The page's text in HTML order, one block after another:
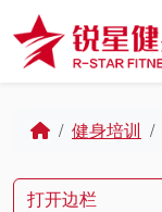
Skip to content
Skip to footer
Home健身培训
打开边栏